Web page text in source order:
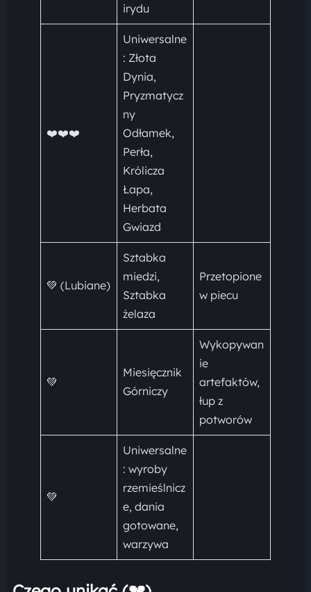
irydu
❤️❤️❤️
Uniwersalne
: Złota
Dynia,
Pryzmatycz
ny
Odłamek,
Perła,
Królicza
Łapa,
Herbata
Gwiazd
💚 (Lubiane)
Sztabka
miedzi,
Sztabka
żelaza
Przetopione
w piecu
💚
Miesięcznik
Górniczy
Wykopywan
ie
artefaktów,
łup z
potworów
💚
Uniwersalne
: wyroby
rzemieślnicz
e, dania
gotowane,
warzywa